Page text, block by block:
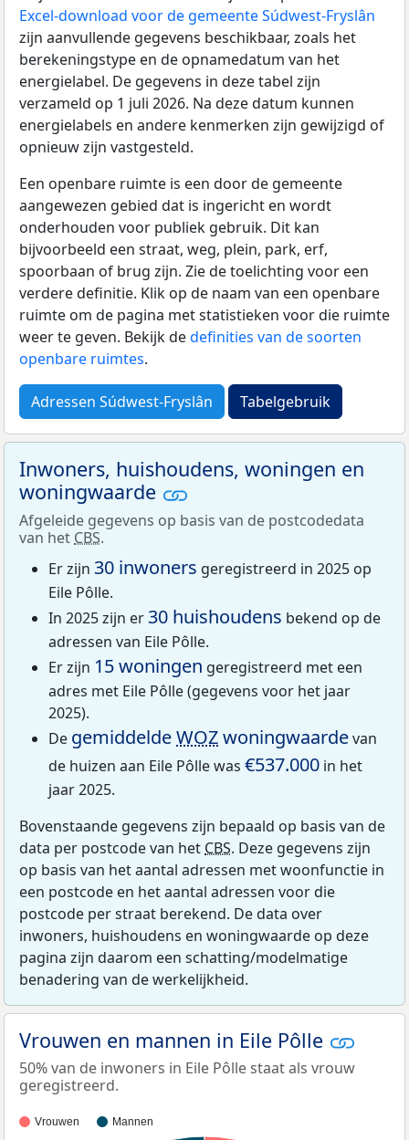
Excel-download voor de gemeente Súdwest-Fryslân
zijn aanvullende gegevens beschikbaar, zoals het
berekeningstype en de opnamedatum van het
energielabel. De gegevens in deze tabel zijn
verzameld op 1 juli 2026. Na deze datum kunnen
energielabels en andere kenmerken zijn gewijzigd of
opnieuw zijn vastgesteld.
Een openbare ruimte is een door de gemeente
aangewezen gebied dat is ingericht en wordt
onderhouden voor publiek gebruik. Dit kan
bijvoorbeeld een straat, weg, plein, park, erf,
spoorbaan of brug zijn. Zie de toelichting voor een
verdere definitie. Klik op de naam van een openbare
ruimte om de pagina met statistieken voor die ruimte
weer te geven. Bekijk dedefinities van de soorten
openbare ruimtes.
Adressen Súdwest-Fryslân Tabelgebruik
Inwoners, huishoudens, woningen en
woningwaarde
Afgeleide gegevens op basis van de postcodedata
van het CBS.
Er zijn 30 inwoners geregistreerd in 2025 op
Eile Pôlle.
In 2025 zijn er 30 huishoudens bekend op de
adressen van Eile Pôlle.
Er zijn 15 woningen geregistreerd met een
adres met Eile Pôlle (gegevens voor het jaar
2025).
De gemiddeldeWOZwoningwaardevan
de huizen aan Eile Pôlle was €537.000 in het
jaar 2025.
Bovenstaande gegevens zijn bepaald op basis van de
data per postcode van het CBS. Deze gegevens zijn
op basis van het aantal adressen met woonfunctie in
een postcode en het aantal adressen voor die
postcode per straat berekend. De data over
inwoners, huishoudens en woningwaarde op deze
pagina zijn daarom een schatting/modelmatige
benadering van de werkelijkheid.
Vrouwen en mannen in Eile Pôlle
50% van de inwoners in Eile Pôlle staat als vrouw
geregistreerd.
Vrouwen Mannen